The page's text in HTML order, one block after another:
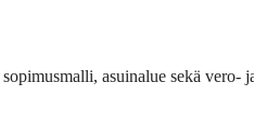
asuinalue sekä vero-